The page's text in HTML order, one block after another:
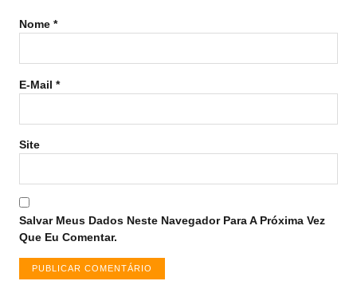
Nome *
E-Mail *
Site
Salvar Meus Dados Neste Navegador Para A Próxima Vez
Que Eu Comentar.